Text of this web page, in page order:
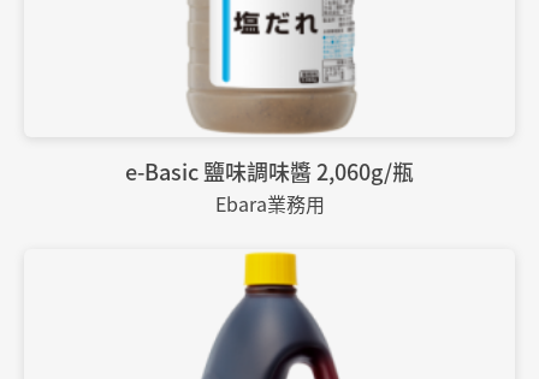
e-Basic 鹽味調味醬 2,060g/瓶
Ebara業務用